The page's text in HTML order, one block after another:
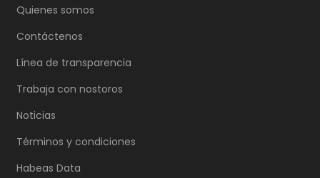
Quienes somos
Contáctenos
Línea de transparencia
Trabaja con nostoros
Noticias
Términos y condiciones
Habeas Data